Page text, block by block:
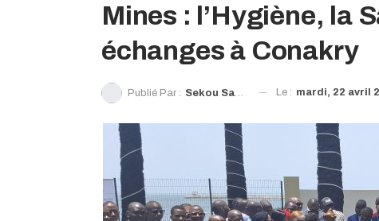
Mines : l’Hygiène, la
échanges à Conakry
Publié Par : Sekou Sanoh Le : mardi, 22 avril